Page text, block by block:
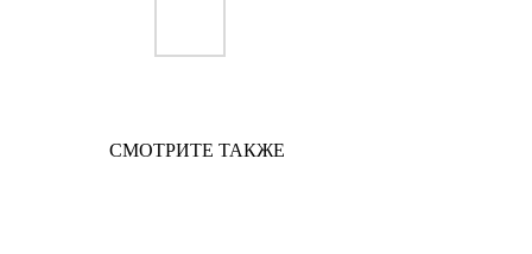
СМОТРИТЕ ТАКЖЕ